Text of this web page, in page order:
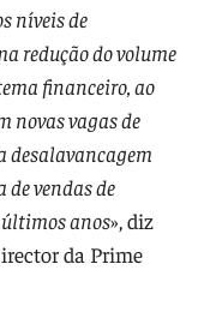
níveis de
redução do volume
financeiro, ao
novas vagas de
desalavancagem
vendas de
anos», diz
da Prime